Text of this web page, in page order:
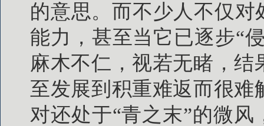
的意思。而不少人不仅对
能力，甚至当它已逐步“
麻木不仁，视若无睹，
至发展到积重难返而很
对还处于“青之末”的微